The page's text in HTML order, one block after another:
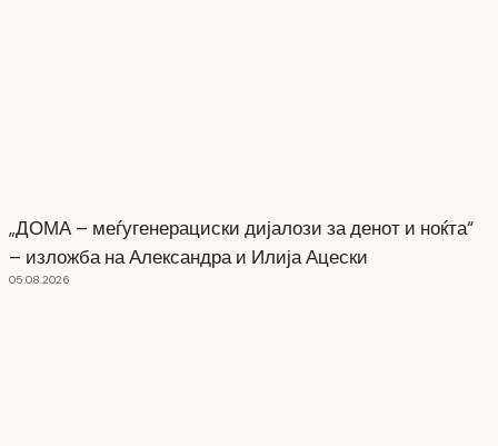
„ДОМА – меѓугенерациски дијалози за денот и ноќта“
– изложба на Александра и Илија Ацески
05.08.2026